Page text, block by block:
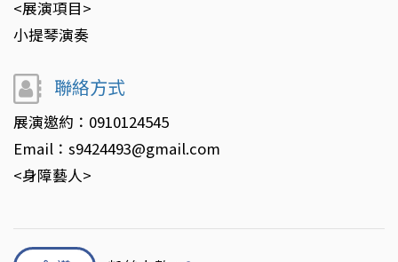
<展演項目>
小提琴演奏
聯絡方式
展演邀約：0910124545
Email：s9424493@gmail.com
<身障藝人>